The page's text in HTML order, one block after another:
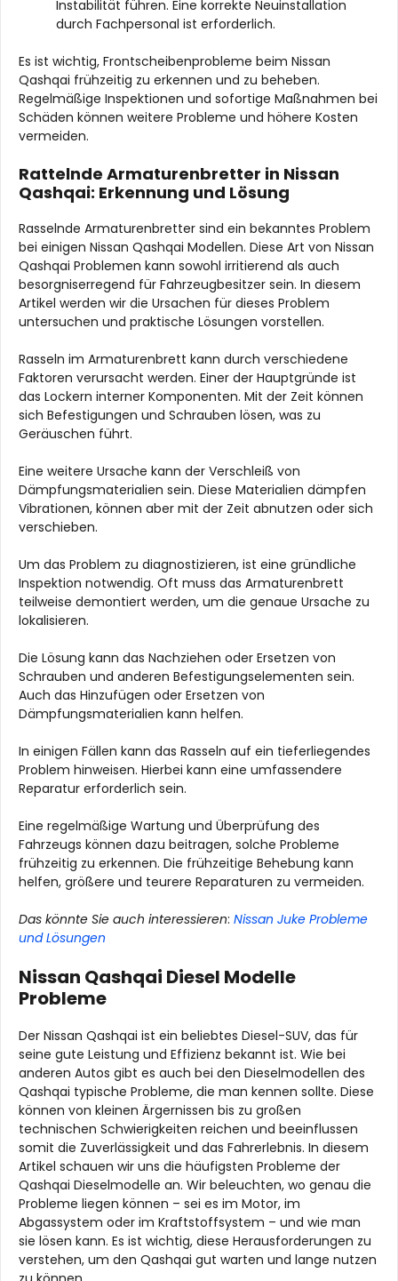
Instabilität führen. Eine korrekte Neuinstallation
durch Fachpersonal ist erforderlich.
Es ist wichtig, Frontscheibenprobleme beim Nissan
Qashqai frühzeitig zu erkennen und zu beheben.
Regelmäßige Inspektionen und sofortige Maßnahmen bei
Schäden können weitere Probleme und höhere Kosten
vermeiden.
Rattelnde Armaturenbretter in Nissan
Qashqai: Erkennung und Lösung
Rasselnde Armaturenbretter sind ein bekanntes Problem
bei einigen Nissan Qashqai Modellen. Diese Art von Nissan
Qashqai Problemen kann sowohl irritierend als auch
besorgniserregend für Fahrzeugbesitzer sein. In diesem
Artikel werden wir die Ursachen für dieses Problem
untersuchen und praktische Lösungen vorstellen.
Rasseln im Armaturenbrett kann durch verschiedene
Faktoren verursacht werden. Einer der Hauptgründe ist
das Lockern interner Komponenten. Mit der Zeit können
sich Befestigungen und Schrauben lösen, was zu
Geräuschen führt.
Eine weitere Ursache kann der Verschleiß von
Dämpfungsmaterialien sein. Diese Materialien dämpfen
Vibrationen, können aber mit der Zeit abnutzen oder sich
verschieben.
Um das Problem zu diagnostizieren, ist eine gründliche
Inspektion notwendig. Oft muss das Armaturenbrett
teilweise demontiert werden, um die genaue Ursache zu
lokalisieren.
Die Lösung kann das Nachziehen oder Ersetzen von
Schrauben und anderen Befestigungselementen sein.
Auch das Hinzufügen oder Ersetzen von
Dämpfungsmaterialien kann helfen.
In einigen Fällen kann das Rasseln auf ein tieferliegendes
Problem hinweisen. Hierbei kann eine umfassendere
Reparatur erforderlich sein.
Eine regelmäßige Wartung und Überprüfung des
Fahrzeugs können dazu beitragen, solche Probleme
frühzeitig zu erkennen. Die frühzeitige Behebung kann
helfen, größere und teurere Reparaturen zu vermeiden.
Das könnte Sie auch interessieren: Nissan Juke Probleme
und Lösungen
Nissan Qashqai Diesel Modelle
Probleme
Der Nissan Qashqai ist ein beliebtes Diesel-SUV, das für
seine gute Leistung und Effizienz bekannt ist. Wie bei
anderen Autos gibt es auch bei den Dieselmodellen des
Qashqai typische Probleme, die man kennen sollte. Diese
können von kleinen Ärgernissen bis zu großen
technischen Schwierigkeiten reichen und beeinflussen
somit die Zuverlässigkeit und das Fahrerlebnis. In diesem
Artikel schauen wir uns die häufigsten Probleme der
Qashqai Dieselmodelle an. Wir beleuchten, wo genau die
Probleme liegen können – sei es im Motor, im
Abgassystem oder im Kraftstoffsystem – und wie man
sie lösen kann. Es ist wichtig, diese Herausforderungen zu
verstehen, um den Qashqai gut warten und lange nutzen